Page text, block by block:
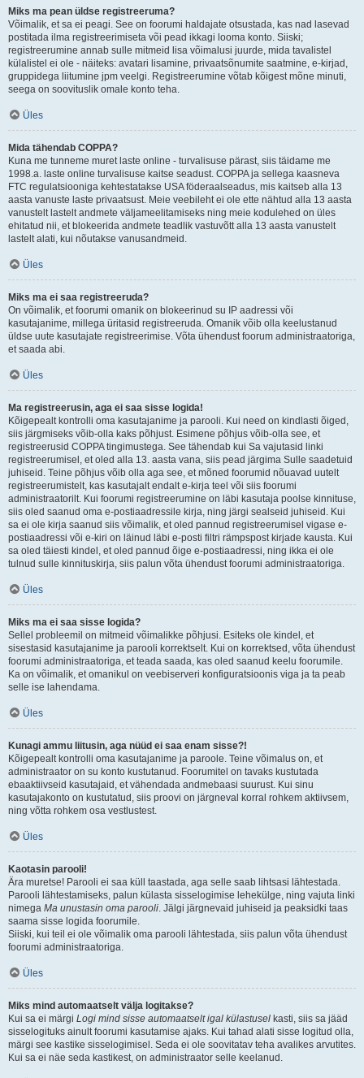
Miks ma pean üldse registreeruma?
Võimalik, et sa ei peagi. See on foorumi haldajate otsustada, kas nad lasevad
postitada ilma registreerimiseta või pead ikkagi looma konto. Siiski;
registreerumine annab sulle mitmeid lisa võimalusi juurde, mida tavalistel
külalistel ei ole - näiteks: avatari lisamine, privaatsõnumite saatmine, e-kirjad,
gruppidega liitumine jpm veelgi. Registreerumine võtab kõigest mõne minuti,
seega on soovituslik omale konto teha.
Üles
Mida tähendab COPPA?
Kuna me tunneme muret laste online - turvalisuse pärast, siis täidame me
1998.a. laste online turvalisuse kaitse seadust. COPPA ja sellega kaasneva
FTC regulatsiooniga kehtestatakse USA föderaalseadus, mis kaitseb alla 13
aasta vanuste laste privaatsust. Meie veebileht ei ole ette nähtud alla 13 aasta
vanustelt lastelt andmete väljameelitamiseks ning meie kodulehed on üles
ehitatud nii, et blokeerida andmete teadlik vastuvõtt alla 13 aasta vanustelt
lastelt alati, kui nõutakse vanusandmeid.
Üles
Miks ma ei saa registreeruda?
On võimalik, et foorumi omanik on blokeerinud su IP aadressi või
kasutajanime, millega üritasid registreeruda. Omanik võib olla keelustanud
üldse uute kasutajate registreerimise. Võta ühendust foorum administraatoriga,
et saada abi.
Üles
Ma registreerusin, aga ei saa sisse logida!
Kõigepealt kontrolli oma kasutajanime ja parooli. Kui need on kindlasti õiged,
siis järgmiseks võib-olla kaks põhjust. Esimene põhjus võib-olla see, et
registreerusid COPPA tingimustega. See tähendab kui Sa vajutasid linki
registreerumisel, et oled alla 13. aasta vana, siis pead järgima Sulle saadetuid
juhiseid. Teine põhjus võib olla aga see, et mõned foorumid nõuavad uutelt
registreerumistelt, kas kasutajalt endalt e-kirja teel või siis foorumi
administraatorilt. Kui foorumi registreerumine on läbi kasutaja poolse kinnituse,
siis oled saanud oma e-postiaadressile kirja, ning järgi sealseid juhiseid. Kui
sa ei ole kirja saanud siis võimalik, et oled pannud registreerumisel vigase e-
postiaadressi või e-kiri on läinud läbi e-posti filtri rämpspost kirjade kausta. Kui
sa oled täiesti kindel, et oled pannud õige e-postiaadressi, ning ikka ei ole
tulnud sulle kinnituskirja, siis palun võta ühendust foorumi administraatoriga.
Üles
Miks ma ei saa sisse logida?
Sellel probleemil on mitmeid võimalikke põhjusi. Esiteks ole kindel, et
sisestasid kasutajanime ja parooli korrektselt. Kui on korrektsed, võta ühendust
foorumi administraatoriga, et teada saada, kas oled saanud keelu foorumile.
Ka on võimalik, et omanikul on veebiserveri konfiguratsioonis viga ja ta peab
selle ise lahendama.
Üles
Kunagi ammu liitusin, aga nüüd ei saa enam sisse?!
Kõigepealt kontrolli oma kasutajanime ja paroole. Teine võimalus on, et
administraator on su konto kustutanud. Foorumitel on tavaks kustutada
ebaaktiivseid kasutajaid, et vähendada andmebaasi suurust. Kui sinu
kasutajakonto on kustutatud, siis proovi on järgneval korral rohkem aktiivsem,
ning võtta rohkem osa vestlustest.
Üles
Kaotasin parooli!
Ära muretse! Parooli ei saa küll taastada, aga selle saab lihtsasi lähtestada.
Parooli lähtestamiseks, palun külasta sisselogimise lehekülge, ning vajuta linki
nimega Ma unustasin oma parooli. Jälgi järgnevaid juhiseid ja peaksidki taas
saama sisse logida foorumile.
Siiski, kui teil ei ole võimalik oma parooli lähtestada, siis palun võta ühendust
foorumi administraatoriga.
Üles
Miks mind automaatselt välja logitakse?
Kui sa ei märgi Logi mind sisse automaatselt igal külastusel kasti, siis sa jääd
sisselogituks ainult foorumi kasutamise ajaks. Kui tahad alati sisse logitud olla,
märgi see kastike sisselogimisel. Seda ei ole soovitatav teha avalikes arvutites.
Kui sa ei näe seda kastikest, on administraator selle keelanud.